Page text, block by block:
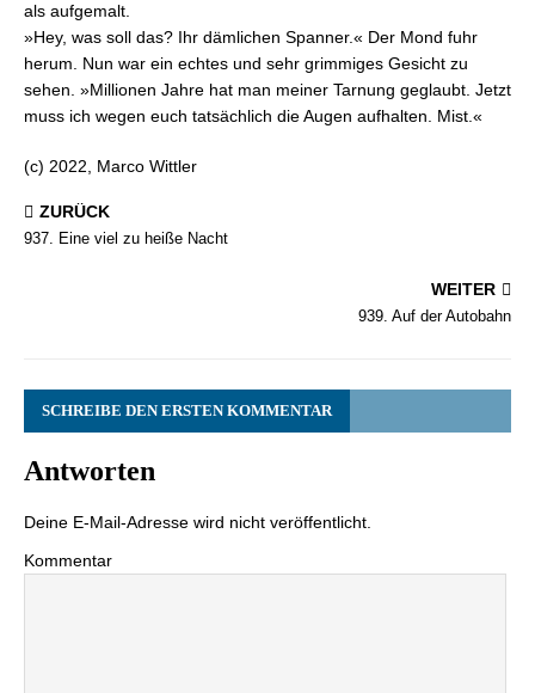
als aufgemalt.
»Hey, was soll das? Ihr dämlichen Spanner.« Der Mond fuhr
herum. Nun war ein echtes und sehr grimmiges Gesicht zu
sehen. »Millionen Jahre hat man meiner Tarnung geglaubt. Jetzt
muss ich wegen euch tatsächlich die Augen aufhalten. Mist.«
(c) 2022, Marco Wittler
ZURÜCK
937. Eine viel zu heiße Nacht
WEITER
939. Auf der Autobahn
SCHREIBE DEN ERSTEN KOMMENTAR
Antworten
Deine E-Mail-Adresse wird nicht veröffentlicht.
Kommentar